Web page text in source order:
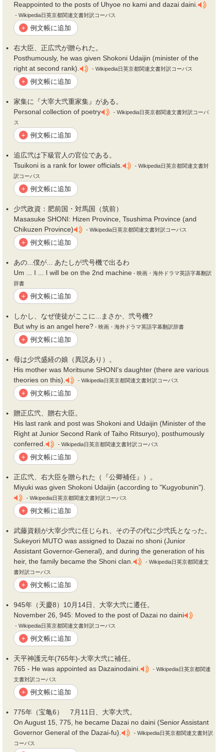
Reappointed to the posts of Uhyoe no kami and dazai daini.
- Wikipedia日英京都関連文書対訳コーパス
+ 例文帳に追加
右大臣、正広弐が贈られた。
Posthumously, he was given Shokoni Udaijin (minister of the
right at second rank).
- Wikipedia日英京都関連文書対訳コーパス
+ 例文帳に追加
家集に『大宰大弐重家集』がある。
Personal collection of poetry
- Wikipedia日英京都関連文書対訳コーパ
ス
+ 例文帳に追加
追広弐は下級官人の官位である。
Tsuikoni is a rank for lower officials.
- Wikipedia日英京都関連文書対
訳コーパス
+ 例文帳に追加
少弐政資：肥前国・対馬国（筑前）
Masasuke SHONI: Hizen Province, Tsushima Province (and
Chikuzen Province)
- Wikipedia日英京都関連文書対訳コーパス
+ 例文帳に追加
あの...僕が... あたしが弐号機で出るわ
Um ... I ... I will be on the 2nd machine - 映画・海外ドラマ英語字幕翻訳
辞書
+ 例文帳に追加
しかし、なぜ使徒がここに...まさか、 弐号機?
But why is an angel here? - 映画・海外ドラマ英語字幕翻訳辞書
+ 例文帳に追加
母は少弐盛経の娘（異説あり）。
His mother was Moritsune SHONI's daughter (there are various
theories on this).
- Wikipedia日英京都関連文書対訳コーパス
+ 例文帳に追加
贈正広弐 、贈右大臣。
His last rank and post was Shokoni and Udaijin (Minister of the
Right at Junior Second Rank of Taiho Ritsuryo), posthumously
conferred.
- Wikipedia日英京都関連文書対訳コーパス
+ 例文帳に追加
正広弐 、右大臣を贈られた（『公卿補任』）。
Miyuki was given Shokoni Udaijin (according to "Kugyobunin").
- Wikipedia日英京都関連文書対訳コーパス
+ 例文帳に追加
武藤資頼が大宰少弐に任じられ、その子の代に少弐氏となった。
Sukeyori MUTO was assigned to Dazai no shoni (Junior
Assistant Governor-General), and during the generation of his
heir, the family became the Shoni clan.
- Wikipedia日英京都関連文
書対訳コーパス
+ 例文帳に追加
945年（天慶8）10月14日、大宰大弐に遷任。
November 26, 945: Moved to the post of Dazai no daini
- Wikipedia日英京都関連文書対訳コーパス
+ 例文帳に追加
天平神護元年(765年)-大宰大弐に補任。
765 - He was appointed as Dazainodaini.
- Wikipedia日英京都関連
文書対訳コーパス
+ 例文帳に追加
775年（宝亀6） 7月11日、大宰大弐。
On August 15, 775, he became Dazai no daini (Senior Assistant
Governor General of the Dazai-fu).
- Wikipedia日英京都関連文書対訳
コーパス